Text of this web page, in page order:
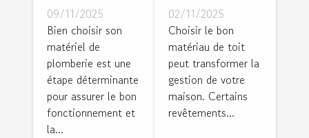
choisir le
matériel de
plomberie
adapté à
vos besoins
09/11/2025
Bien choisir son
matériel de
plomberie est une
étape déterminante
pour assurer le bon
fonctionnement et
la...
de toit
nécessitent
le moins
d'entretien
?
02/11/2025
Choisir le bon
matériau de toit
peut transformer la
gestion de votre
maison. Certains
revêtements...